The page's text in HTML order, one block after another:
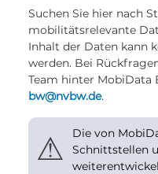
Suchen Sie hier nach
mobilitätsrelevante
Inhalt der Daten kann
werden. Bei
Team hinter MobiData
bw@nvbw.de.
⚠
Die von
Schnittstellen